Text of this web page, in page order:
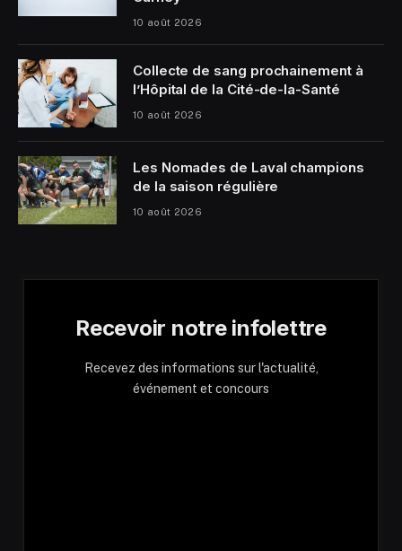
10 août 2026
Collecte de sang prochainement à
l’Hôpital de la Cité-de-la-Santé
10 août 2026
Les Nomades de Laval champions
de la saison régulière
10 août 2026
Recevoir notre infolettre
Recevez des informations sur l'actualité,
événement et concours